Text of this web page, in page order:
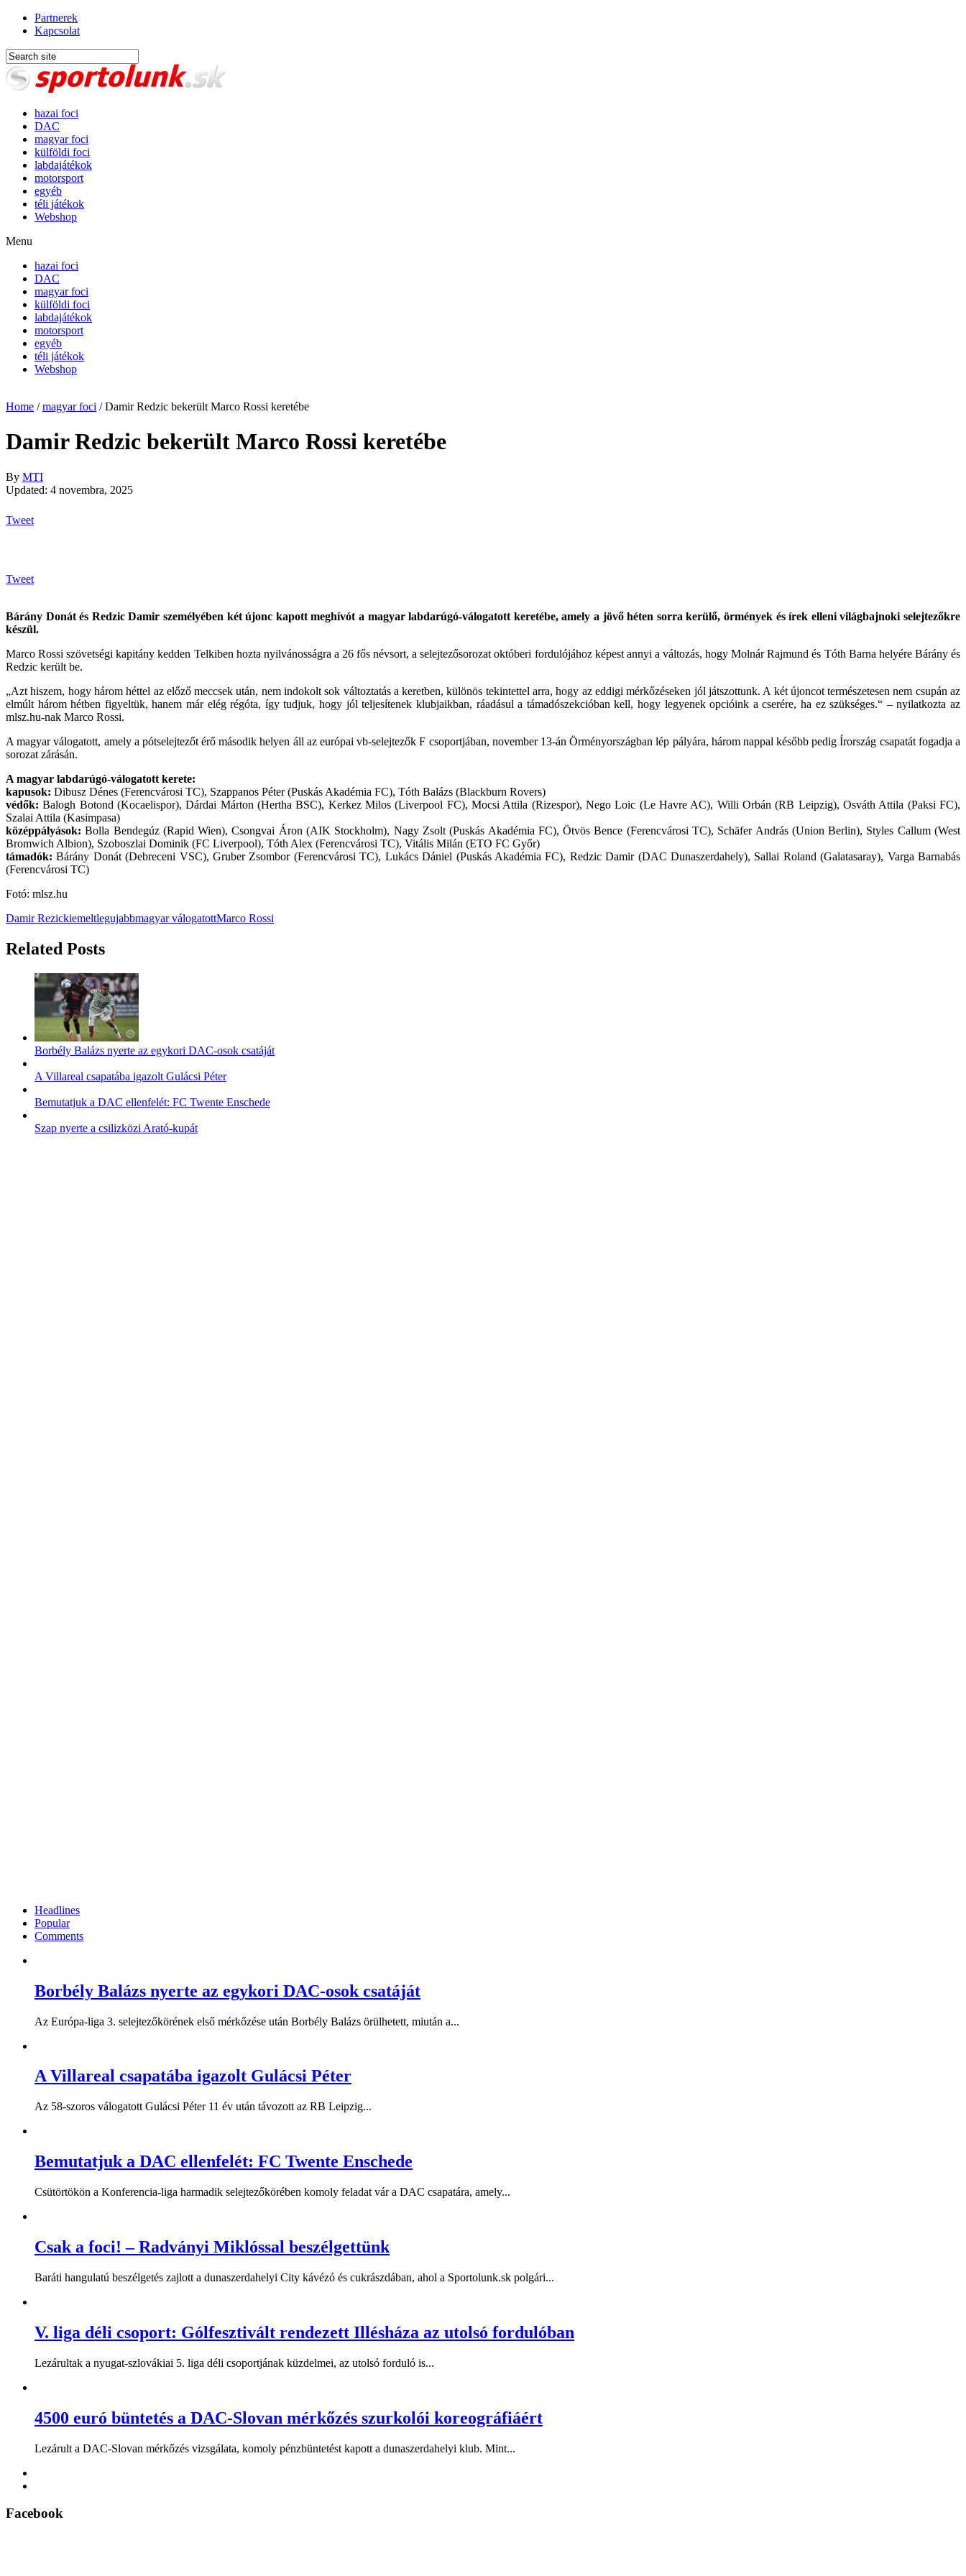
Partnerek
Kapcsolat
hazai foci
DAC
magyar foci
külföldi foci
labdajátékok
motorsport
egyéb
téli játékok
Webshop
Menu
hazai foci
DAC
magyar foci
külföldi foci
labdajátékok
motorsport
egyéb
téli játékok
Webshop
Home /magyar foci /Damir Redzic bekerült Marco Rossi keretébe
Damir Redzic bekerült Marco Rossi keretébe
By MTI
Updated: 4 novembra, 2025
Tweet
Tweet
Bárány Donát és Redzic Damir személyében két újonc kapott meghívót a magyar labdarúgó-válogatott keretébe, amely a jövő héten sorra kerülő, örmények és írek elleni világbajnoki selejtezőkre
készül.
Marco Rossi szövetségi kapitány kedden Telkiben hozta nyilvánosságra a 26 fős névsort, a selejtezősorozat októberi fordulójához képest annyi a változás, hogy Molnár Rajmund és Tóth Barna helyére Bárány és
Redzic került be.
„Azt hiszem, hogy három héttel az előző meccsek után, nem indokolt sok változtatás a keretben, különös tekintettel arra, hogy az eddigi mérkőzéseken jól játszottunk. A két újoncot természetesen nem csupán az
elmúlt három hétben figyeltük, hanem már elég régóta, így tudjuk, hogy jól teljesítenek klubjaikban, ráadásul a támadószekcióban kell, hogy legyenek opcióink a cserére, ha ez szükséges.“ – nyilatkozta az
mlsz.hu-nak Marco Rossi.
A magyar válogatott, amely a pótselejtezőt érő második helyen áll az európai vb-selejtezők F csoportjában, november 13-án Örményországban lép pályára, három nappal később pedig Írország csapatát fogadja a
sorozat zárásán.
A magyar labdarúgó-válogatott kerete:
kapusok: Dibusz Dénes (Ferencvárosi TC), Szappanos Péter (Puskás Akadémia FC), Tóth Balázs (Blackburn Rovers)
védők: Balogh Botond (Kocaelispor), Dárdai Márton (Hertha BSC), Kerkez Milos (Liverpool FC), Mocsi Attila (Rizespor), Nego Loic (Le Havre AC), Willi Orbán (RB Leipzig), Osváth Attila (Paksi FC),
Szalai Attila (Kasimpasa)
középpályások: Bolla Bendegúz (Rapid Wien), Csongvai Áron (AIK Stockholm), Nagy Zsolt (Puskás Akadémia FC), Ötvös Bence (Ferencvárosi TC), Schäfer András (Union Berlin), Styles Callum (West
Bromwich Albion), Szoboszlai Dominik (FC Liverpool), Tóth Alex (Ferencvárosi TC), Vitális Milán (ETO FC Győr)
támadók:Bárány Donát (Debreceni VSC), Gruber Zsombor (Ferencvárosi TC), Lukács Dániel (Puskás Akadémia FC), Redzic Damir (DAC Dunaszerdahely), Sallai Roland (Galatasaray), Varga Barnabás
(Ferencvárosi TC)
Fotó: mlsz.hu
Damir Rezickiemeltlegujabbmagyar válogatottMarco Rossi
Related Posts
Borbély Balázs nyerte az egykori DAC-osok csatáját
A Villareal csapatába igazolt Gulácsi Péter
Bemutatjuk a DAC ellenfelét: FC Twente Enschede
Szap nyerte a csilizközi Arató-kupát
Headlines
Popular
Comments
Borbély Balázs nyerte az egykori DAC-osok csatáját
Az Európa-liga 3. selejtezőkörének első mérkőzése után Borbély Balázs örülhetett, miután a...
A Villareal csapatába igazolt Gulácsi Péter
Az 58-szoros válogatott Gulácsi Péter 11 év után távozott az RB Leipzig...
Bemutatjuk a DAC ellenfelét: FC Twente Enschede
Csütörtökön a Konferencia-liga harmadik selejtezőkörében komoly feladat vár a DAC csapatára, amely...
Csak a foci! – Radványi Miklóssal beszélgettünk
Baráti hangulatú beszélgetés zajlott a dunaszerdahelyi City kávézó és cukrászdában, ahol a Sportolunk.sk polgári...
V. liga déli csoport: Gólfesztivált rendezett Illésháza az utolsó fordulóban
Lezárultak a nyugat-szlovákiai 5. liga déli csoportjának küzdelmei, az utolsó forduló is...
4500 euró büntetés a DAC-Slovan mérkőzés szurkolói koreográfiáért
Lezárult a DAC-Slovan mérkőzés vizsgálata, komoly pénzbüntetést kapott a dunaszerdahelyi klub. Mint...
Facebook